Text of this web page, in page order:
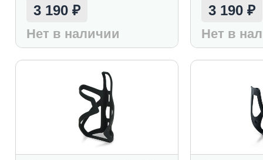
3 190 ₽
Нет в наличии
3 190₽
Нет в